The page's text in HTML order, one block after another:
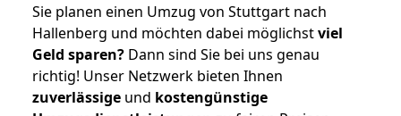
Sie planen einen Umzug von Stuttgart nach
Hallenberg und möchten dabei möglichstviel
Geld sparen? Dann sind Sie bei uns genau
richtig! Unser Netzwerk bieten Ihnen
zuverlässige und kostengünstige